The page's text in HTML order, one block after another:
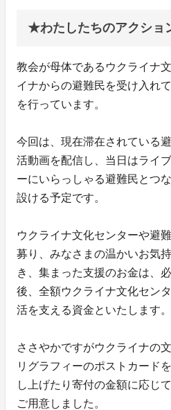
★わたしたちのアクシ
教会が母体であるウクライナ
イナからの避難民を受け入れ
を行っています。
今回は、現在滞在されている
活動画を配信し、当日はライ
ーにいらっしゃる避難民とつ
設ける予定です。
ウクライナ文化センターや避
募り、みなさまの温かいお気
き、集まった支援のお金は、
後、全額ウクライナ文化セン
活を支える資金といたします。
ささやかですがウクライナの
リグラフィーのポストカード
し上げたり寄付の金額に応じ
ご用意しました。